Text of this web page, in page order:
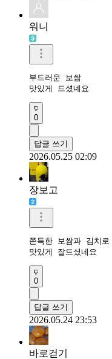
워니
부드러운 보쌈
맛있게 드셨네요
0
답글 쓰기
2026.05.25 02:09
장보고
쫀득한 보쌈과 김치로
맛있게 잘드셨네요
0
답글 쓰기
2026.05.24 23:53
바로걷기